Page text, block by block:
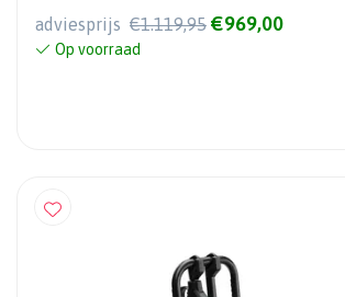
adviesprijs €1.119,95 €969,00
Op voorraad